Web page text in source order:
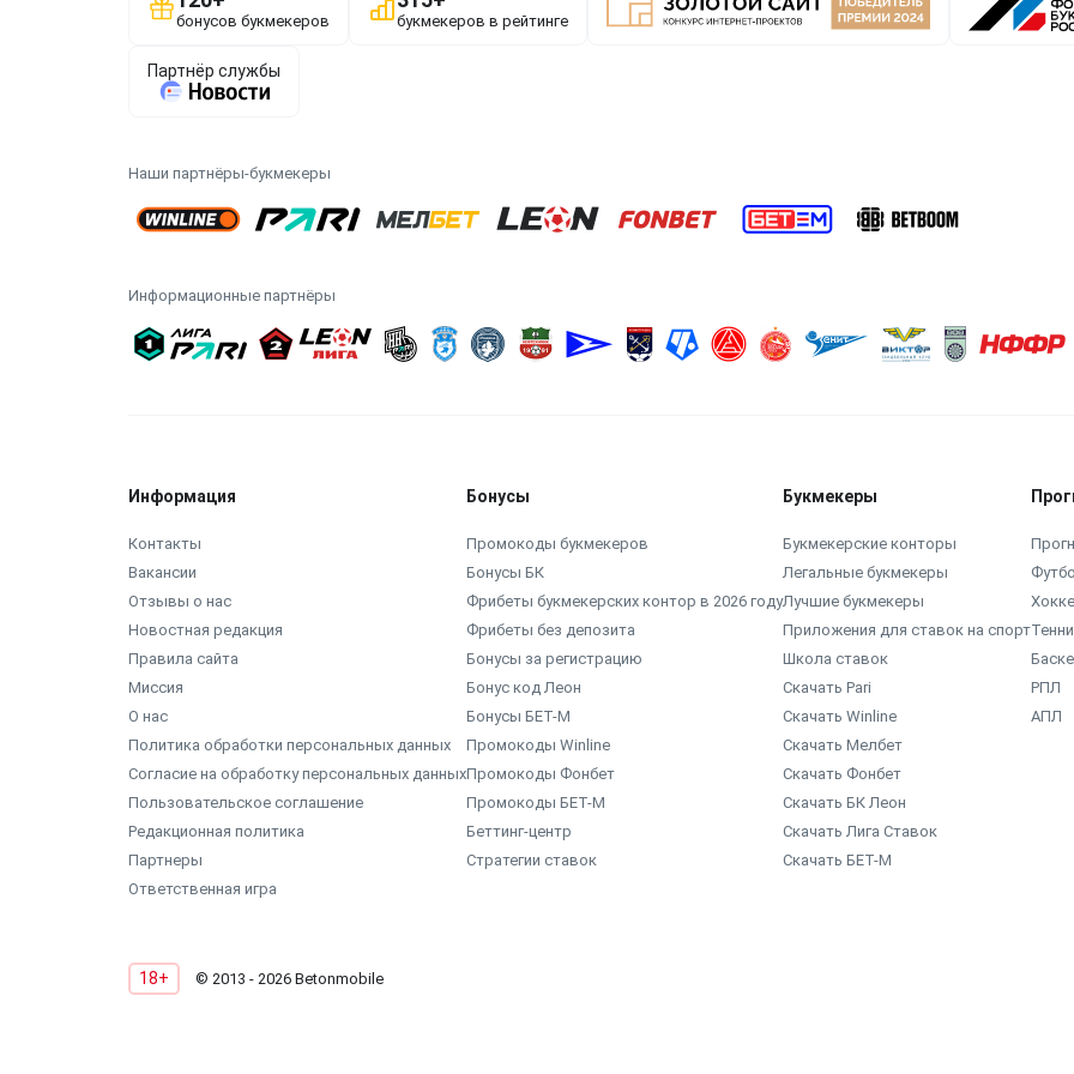
Наши партнёры-букмекеры
Информационные партнёры
Информация
Контакты
Вакансии
Отзывы о нас
Новостная редакция
Правила сайта
Миссия
О нас
Политика обработки персональных данных
Согласие на обработку персональных данных
Пользовательское соглашение
Редакционная политика
Партнеры
Ответственная игра
Бонусы
Промокоды букмекеров
Бонусы БК
Фрибеты букмекерских контор в 2026 году
Фрибеты без депозита
Бонусы за регистрацию
Бонус код Леон
Бонусы БЕТ-М
Промокоды Winline
Промокоды Фонбет
Промокоды БЕТ-М
Беттинг-центр
Стратегии ставок
Букмекеры
Букмекерские конторы
Легальные букмекеры
Лучшие букмекеры
Приложения для ставок на спорт
Школа ставок
Скачать Pari
Скачать Winline
Скачать Мелбет
Скачать Фонбет
Скачать БК Леон
Скачать Лига Ставок
Скачать БЕТ-М
РПЛ
АПЛ
18+ © 2013 - 2026 Betonmobile